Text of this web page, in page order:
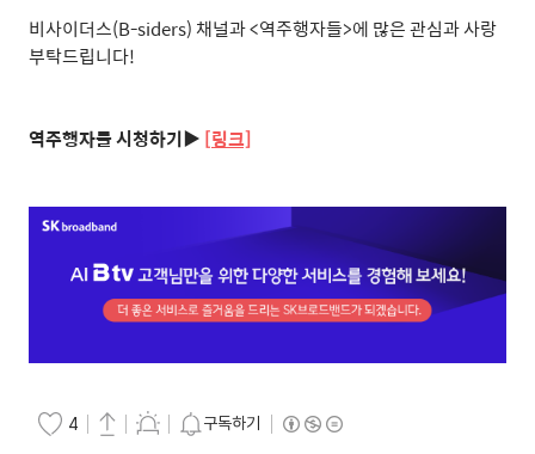
비사이더스(B-siders)채널과<역주행자들>에 많은 관심과 사랑
부탁드립니다!
역주행자들 시청하기▶ [링크]
4 구독하기